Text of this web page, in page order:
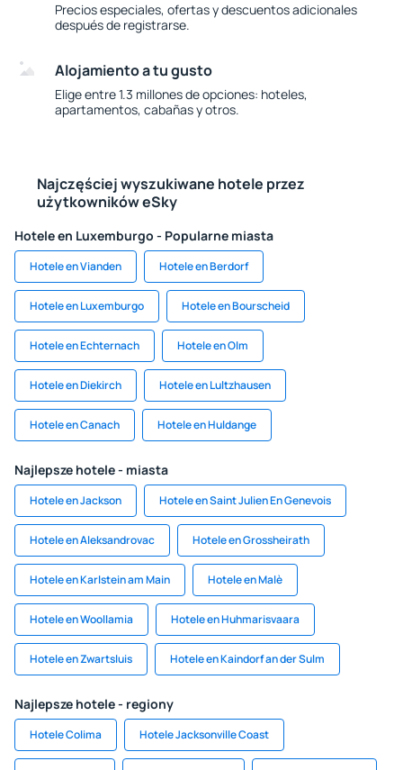
Precios especiales, ofertas y descuentos adicionales
después de registrarse.
Alojamiento a tu gusto
Elige entre 1.3 millones de opciones: hoteles,
apartamentos, cabañas y otros.
Najczęściej wyszukiwane hotele przez
użytkowników eSky
Hotele en Luxemburgo - Popularne miasta
Hotele en Vianden Hotele en Berdorf
Hotele en Luxemburgo Hotele en Bourscheid
Hotele en Echternach Hotele en Olm
Hotele en Diekirch Hotele en Lultzhausen
Hotele en Canach Hotele en Huldange
Najlepsze hotele - miasta
Hotele en Jackson Hotele en Saint Julien En Genevois
Hotele en Aleksandrovac Hotele en Grossheirath
Hotele en Karlstein am Main Hotele en Malè
Hotele en Woollamia Hotele en Huhmarisvaara
Hotele en Zwartsluis Hotele en Kaindorf an der Sulm
Najlepsze hotele - regiony
Hotele Colima Hotele Jacksonville Coast